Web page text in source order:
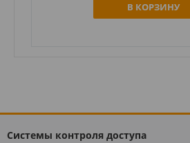
В КОРЗИНУ
Системы контроля доступа